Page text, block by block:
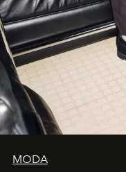
MODA